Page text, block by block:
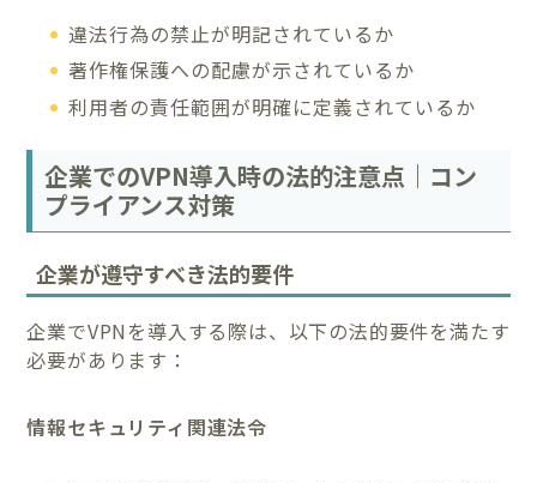
違法行為の禁止が明記されているか
著作権保護への配慮が示されているか
利用者の責任範囲が明確に定義されているか
企業でのVPN導入時の法的注意点｜コン
プライアンス対策
企業が遵守すべき法的要件
企業でVPNを導入する際は、以下の法的要件を満たす
必要があります：
情報セキュリティ関連法令